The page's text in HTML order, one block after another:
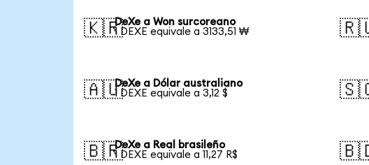
🇰🇷DeXe a Won surcoreano
1 DEXE equivale a 3133,51 ₩
🇦🇺DeXe a Dólar australiano
1 DEXE equivale a 3,12 $
🇧🇷DeXe a Real brasileño
1 DEXE equivale a 11,27 R$